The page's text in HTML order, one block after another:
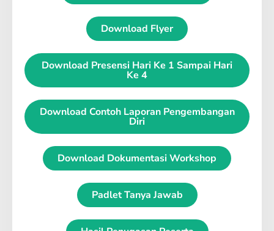
Download Flyer
Download Presensi Hari Ke 1 Sampai Hari
Ke 4
Download Contoh Laporan Pengembangan
Diri
Download Dokumentasi Workshop
Padlet Tanya Jawab